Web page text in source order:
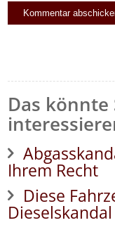
Das könnte
Ihrem Recht
Diese